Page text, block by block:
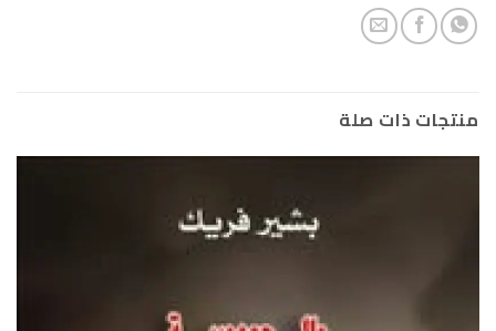
منتجات ذات صلة